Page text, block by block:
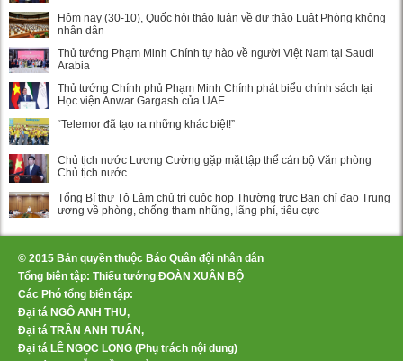
Hôm nay (30-10), Quốc hội thảo luận về dự thảo Luật Phòng không
nhân dân
Thủ tướng Phạm Minh Chính tự hào về người Việt Nam tại Saudi
Arabia
Thủ tướng Chính phủ Phạm Minh Chính phát biểu chính sách tại
Học viện Anwar Gargash của UAE
“Telemor đã tạo ra những khác biệt!”
Chủ tịch nước Lương Cường gặp mặt tập thể cán bộ Văn phòng
Chủ tịch nước
Tổng Bí thư Tô Lâm chủ trì cuộc họp Thường trực Ban chỉ đạo Trung
ương về phòng, chống tham nhũng, lãng phí, tiêu cực
© 2015 Bản quyền thuộc Báo Quân đội nhân dân
Tổng biên tập: Thiếu tướng ĐOÀN XUÂN BỘ
Các Phó tổng biên tập:
Đại tá NGÔ ANH THU,
Đại tá TRẦN ANH TUẤN,
Đại tá LÊ NGỌC LONG (Phụ trách nội dung)